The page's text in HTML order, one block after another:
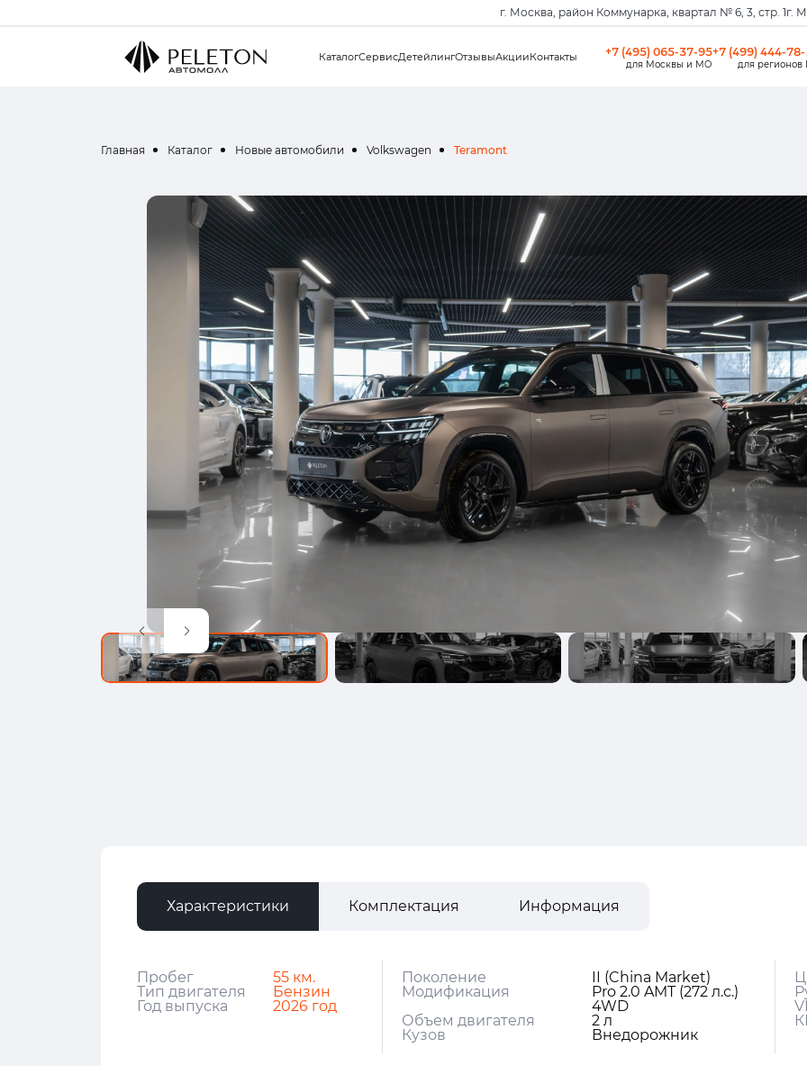
г. Москва, район Коммунарка, квартал № 6, 3, стр. 1г.
КаталогСервисДетейлингОтзывыАкцииКонтакты +7 (495) 065-37-95
для Москвы и МО
+7 (499) 444-
для регионов
Главная Каталог Новые автомобили Volkswagen Teramont
Характеристики Комплектация Информация
Пробег
55 км.
Тип двигателя
Бензин
Год выпуска
2026 год
Поколение
II (China Market)
Модификация
Pro 2.0 AMT (272 л.с.)
4WD
Объем двигателя
2 л
Кузов
Внедорожник